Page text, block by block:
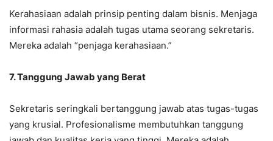
Kerahasiaan adalah prinsip penting dalam bisnis. Menjaga
informasi rahasia adalah tugas utama seorang sekretaris.
Mereka adalah “penjaga kerahasiaan.”
7. Tanggung Jawab yang Berat
Sekretaris seringkali bertanggung jawab atas tugas-tugas
yang krusial. Profesionalisme membutuhkan tanggung